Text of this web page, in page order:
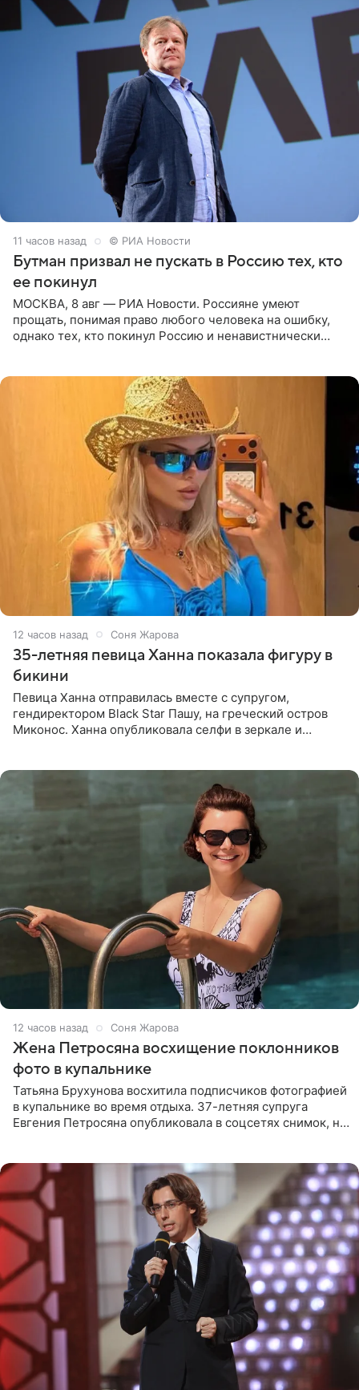
11 часов назад © РИА Новости
Бутман призвал не пускать в Россию тех, кто
ее покинул
МОСКВА, 8 авг — РИА Новости. Россияне умеют
прощать, понимая право любого человека на ошибку,
однако тех, кто покинул Россию и ненавистнически
12 часов назад Соня Жарова
35-летняя певица Ханна показала фигуру в
бикини
Певица Ханна отправилась вместе с супругом,
гендиректором Black Star Пашу, на греческий остров
Миконос. Ханна опубликовала селфи в зеркале и
12 часов назад Соня Жарова
Жена Петросяна восхищение поклонников
фото в купальнике
Татьяна Брухунова восхитила подписчиков фотографией
в купальнике во время отдыха. 37-летняя супруга
Евгения Петросяна опубликовала в соцсетях снимок, на